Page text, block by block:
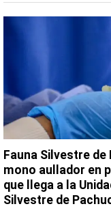
Fauna Silvestre de
mono aullador en
que llega a la
Silvestre de